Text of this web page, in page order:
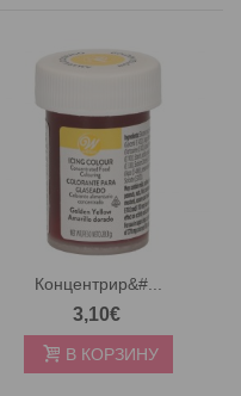
Концентрир&#...
3,10€
В КОРЗИНУ